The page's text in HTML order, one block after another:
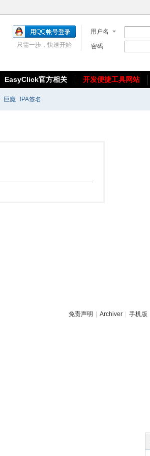
用户名
密码
只需一步，快速开始
EasyClick官方相关
开发便捷工具网站
巨魔 IPA签名
免责声明 Archiver 手机版